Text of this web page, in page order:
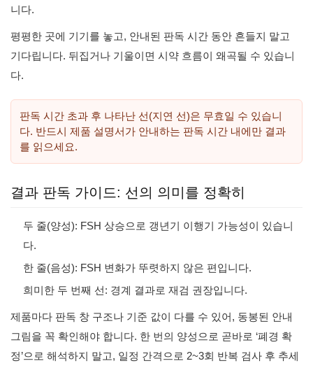
니다.
평평한 곳에 기기를 놓고, 안내된 판독 시간 동안 흔들지 말고
기다립니다. 뒤집거나 기울이면 시약 흐름이 왜곡될 수 있습니
다.
판독 시간 초과 후 나타난 선(지연 선)은 무효일 수 있습니
다. 반드시 제품 설명서가 안내하는 판독 시간 내에만 결과
를 읽으세요.
결과 판독 가이드: 선의 의미를 정확히
두 줄(양성): FSH 상승으로 갱년기 이행기 가능성이 있습니
다.
한 줄(음성): FSH 변화가 뚜렷하지 않은 편입니다.
희미한 두 번째 선: 경계 결과로 재검 권장입니다.
제품마다 판독 창 구조나 기준 값이 다를 수 있어, 동봉된 안내
그림을 꼭 확인해야 합니다. 한 번의 양성으로 곧바로 ‘폐경 확
정’으로 해석하지 말고, 일정 간격으로 2~3회 반복 검사 후 추세